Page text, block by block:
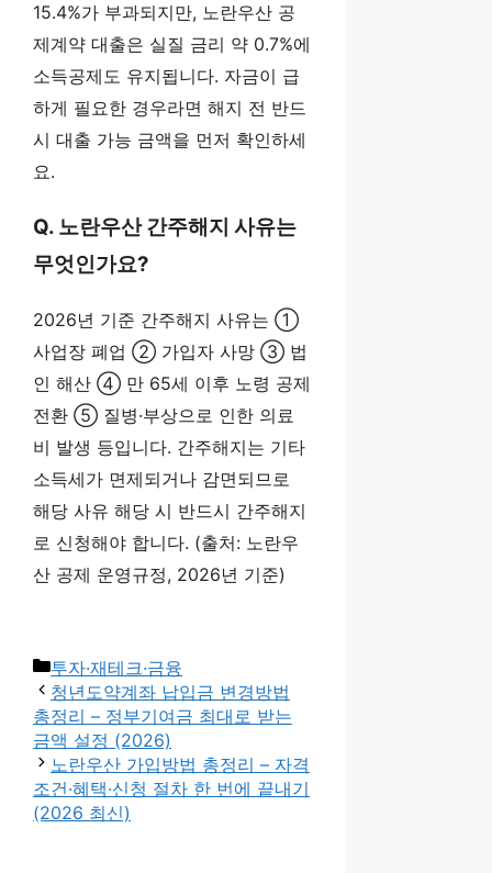
15.4%가 부과되지만, 노란우산 공
제계약 대출은 실질 금리 약 0.7%에
소득공제도 유지됩니다. 자금이 급
하게 필요한 경우라면 해지 전 반드
시 대출 가능 금액을 먼저 확인하세
요.
Q. 노란우산 간주해지 사유는
무엇인가요?
2026년 기준 간주해지 사유는 ①
사업장 폐업 ② 가입자 사망 ③ 법
인 해산 ④ 만 65세 이후 노령 공제
전환 ⑤ 질병·부상으로 인한 의료
비 발생 등입니다. 간주해지는 기타
소득세가 면제되거나 감면되므로
해당 사유 해당 시 반드시 간주해지
로 신청해야 합니다. (출처: 노란우
산 공제 운영규정, 2026년 기준)
카
테
고
리
투자·재테크·금융
청년도약계좌 납입금 변경방법
총정리 – 정부기여금 최대로 받는
금액 설정 (2026)
노란우산 가입방법 총정리 – 자격
조건·혜택·신청 절차 한 번에 끝내기
(2026 최신)